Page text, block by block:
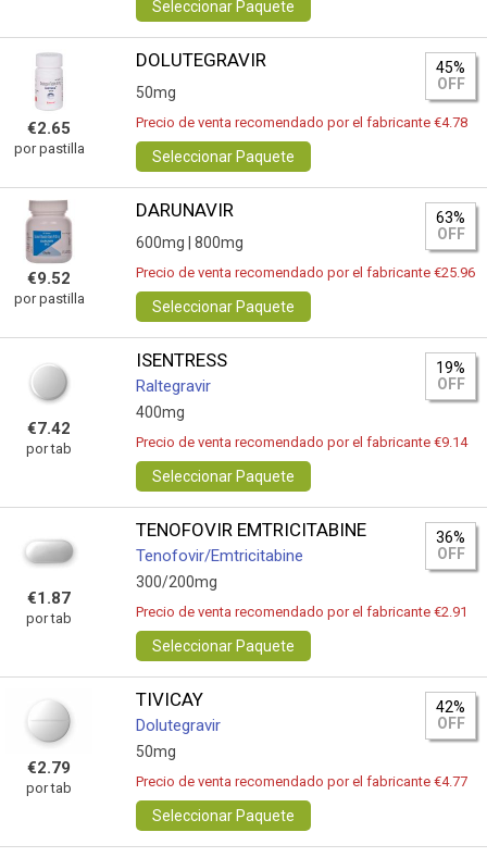
Seleccionar Paquete
€2.65
por pastilla
DOLUTEGRAVIR
50mg
45%
OFF
Precio de venta recomendado por el fabricante €4.78
Seleccionar Paquete
€9.52
por pastilla
DARUNAVIR
600mg | 800mg
63%
OFF
Precio de venta recomendado por el fabricante €25.96
Seleccionar Paquete
€7.42
por tab
ISENTRESS
Raltegravir
400mg
19%
OFF
Precio de venta recomendado por el fabricante €9.14
Seleccionar Paquete
€1.87
por tab
TENOFOVIR EMTRICITABINE
Tenofovir/Emtricitabine
300/200mg
36%
OFF
Precio de venta recomendado por el fabricante €2.91
Seleccionar Paquete
€2.79
por tab
TIVICAY
Dolutegravir
50mg
42%
OFF
Precio de venta recomendado por el fabricante €4.77
Seleccionar Paquete